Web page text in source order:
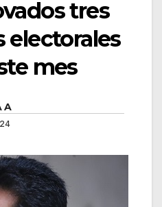
tres
electorales
mes
A